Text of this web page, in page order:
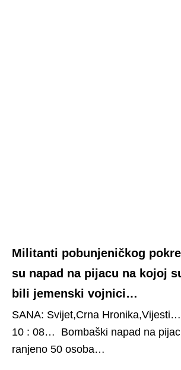
Militanti pobunjeničkog
su napad na pijacu na kojoj
bili jemenski vojnici…
SANA: Svijet,Crna
10 : 08… Bombaški napad na
ranjeno 50 osoba…